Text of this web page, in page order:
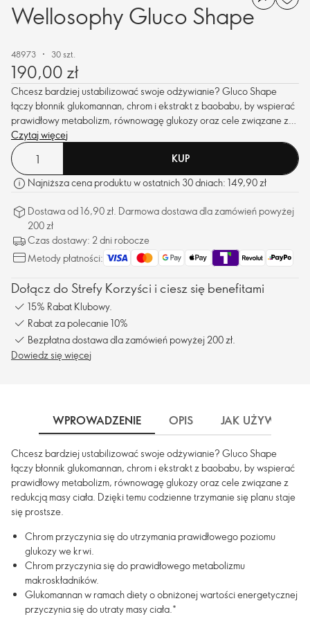
Wellosophy Gluco Shape
48973 30 szt.
190,00 zł
Chcesz bardziej ustabilizować swoje odżywianie? Gluco Shape
łączy błonnik glukomannan, chrom i ekstrakt z baobabu, by wspierać
prawidłowy metabolizm, równowagę glukozy oraz cele związane z
redukcją masy ciała. Dzięki temu codzienne trzymanie się planu staje
się prostsze.
Czytaj więcej
KUP
Najniższa cena produktu w ostatnich 30 dniach: 149,90 zł
Dostawa od 16,90 zł. Darmowa dostawa dla zamówień powyżej
200 zł
Czas dostawy: 2 dni robocze
Metody płatności:
Dołącz do Strefy Korzyści i ciesz się benefitami
15% Rabat Klubowy.
Rabat za polecanie 10%
Bezpłatna dostawa dla zamówień powyżej 200 zł.
Dowiedz się więcej
WPROWADZENIE OPIS JAK UŻYWAĆ
Chcesz bardziej ustabilizować swoje odżywianie? Gluco Shape
łączy błonnik glukomannan, chrom i ekstrakt z baobabu, by wspierać
prawidłowy metabolizm, równowagę glukozy oraz cele związane z
redukcją masy ciała. Dzięki temu codzienne trzymanie się planu staje
się prostsze.
Chrom przyczynia się do utrzymania prawidłowego poziomu
glukozy we krwi.
Chrom przyczynia się do prawidłowego metabolizmu
makroskładników.
Glukomannan w ramach diety o obniżonej wartości energetycznej
przyczynia się do utraty masy ciała.*